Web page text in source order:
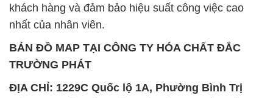
khách hàng và đảm bảo hiệu suất công việc cao
nhất của nhân viên.
BẢN ĐỒ MAP TẠI CÔNG TY HÓA CHẤT ĐẮC
TRƯỜNG PHÁT
ĐỊA CHỈ: 1229C Quốc lộ 1A, Phường Bình Trị